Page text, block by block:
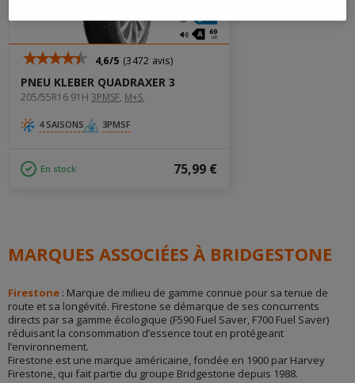
69
dB
4,6/5 (3472 avis)
PNEU KLEBER QUADRAXER 3
205/55R16 91H 3PMSF‚ M+S‚
4 SAISONS 3PMSF
75,99 €
En stock
MARQUES ASSOCIÉES À BRIDGESTONE
Firestone : Marque de milieu de gamme connue pour sa tenue de
route et sa longévité. Firestone se démarque de ses concurrents
directs par sa gamme écologique (F590 Fuel Saver, F700 Fuel Saver)
réduisant la consommation d’essence tout en protégeant
l’environnement.
Firestone est une marque américaine, fondée en 1900 par Harvey
Firestone, qui fait partie du groupe Bridgestone depuis 1988.